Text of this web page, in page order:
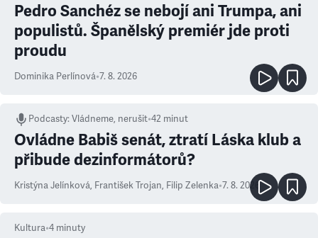
Pedro Sanchéz se nebojí ani Trumpa, ani
populistů. Španělský premiér jde proti
proudu
Dominika Perlínová•7. 8. 2026
Podcasty:Vládneme, nerušit•42 minut
Ovládne Babiš senát, ztratí Láska klub a
přibude dezinformátorů?
Kristýna Jelínková, František Trojan, Filip Zelenka•7. 8. 2026
Kultura•4 minuty